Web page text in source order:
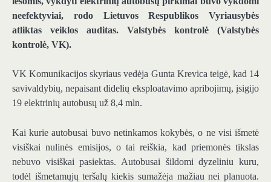
neefektyviai, rodo Lietuvos Respublikos Vyriausybės
atliktas veiklos auditas. Valstybės kontrolė (Valstybės
kontrolė, VK).
VK Komunikacijos skyriaus vedėja Gunta Krevica teigė, kad 14
savivaldybių, nepaisant didelių eksploatavimo apribojimų, įsigijo
19 elektrinių autobusų už 8,4 mln.
Kai kurie autobusai buvo netinkamos kokybės, o ne visi išmetė
visiškai nulinės emisijos, o tai reiškia, kad priemonės tikslas
nebuvo visiškai pasiektas. Autobusai šildomi dyzeliniu kuru,
todėl išmetamųjų teršalų kiekis sumažėja mažiau nei planuota.